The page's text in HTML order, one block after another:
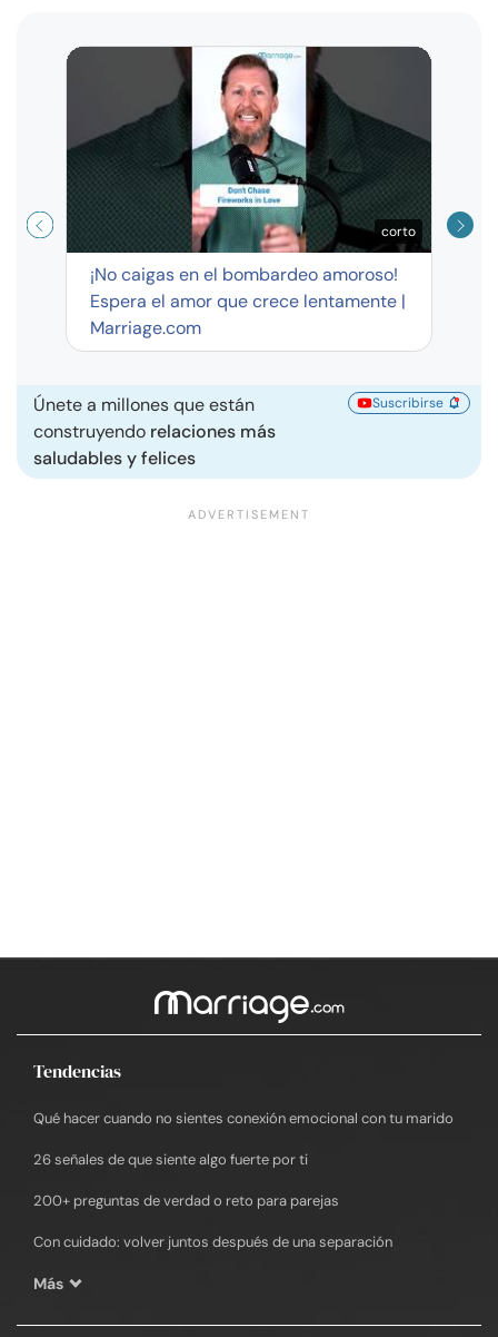
corto
¡No caigas en el bombardeo amoroso!
Espera el amor que crece lentamente |
Marriage.com
Únete a millones que están
construyendo relaciones más
saludables y felices
Suscribirse
Tendencias
Qué hacer cuando no sientes conexión emocional con tu marido
26 señales de que siente algo fuerte por ti
200+ preguntas de verdad o reto para parejas
Con cuidado: volver juntos después de una separación
Más